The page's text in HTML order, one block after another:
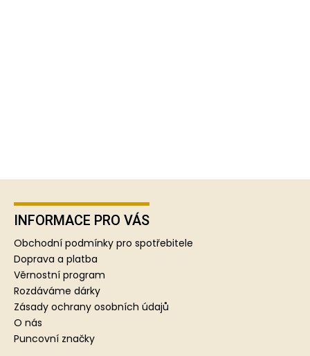
Z
INFORMACE PRO VÁS
Obchodní podmínky pro spotřebitele
Doprava a platba
Věrnostní program
Rozdáváme dárky
Zásady ochrany osobních údajů
O nás
Puncovní značky